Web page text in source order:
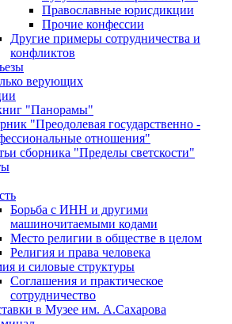
Православные юрисдикции
Прочие конфессии
Другие примеры сотрудничества и
конфликтов
верующих
"Панорамы"
"Преодолевая государственно -
отношения"
сборника "Пределы светскости"
Борьба с ИНН и другими
машиночитаемыми кодами
Место религии в обществе в целом
Религия и права человека
и силовые структуры
Соглашения и практическое
сотрудничество
в Музее им. А.Сахарова